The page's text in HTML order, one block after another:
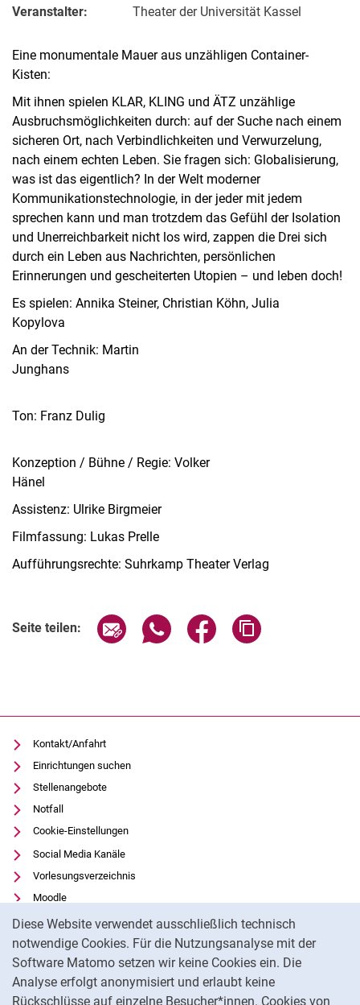
Diese Website verwendet ausschließlich technisch
notwendige Cookies. Für die Nutzungsanalyse mit der
Software Matomo setzen wir keine Cookies ein. Die
Analyse erfolgt anonymisiert und erlaubt keine
Rückschlüsse auf einzelne Besucher*innen. Cookies von
Veranstalter:
Theater der Universität Kassel
Eine monumentale Mauer aus unzähligen Container-
Kisten:
Mit ihnen spielen KLAR, KLING und ÄTZ unzählige
Ausbruchsmöglichkeiten durch: auf der Suche nach einem
sicheren Ort, nach Verbindlichkeiten und Verwurzelung,
nach einem echten Leben. Sie fragen sich: Globalisierung,
was ist das eigentlich? In der Welt moderner
Kommunikationstechnologie, in der jeder mit jedem
sprechen kann und man trotzdem das Gefühl der Isolation
und Unerreichbarkeit nicht los wird, zappen die Drei sich
durch ein Leben aus Nachrichten, persönlichen
Erinnerungen und gescheiterten Utopien – und leben doch!
Es spielen: Annika Steiner, Christian Köhn, Julia
Kopylova
An der Technik: Martin
Junghans
Ton: Franz Dulig
Konzeption / Bühne / Regie: Volker
Hänel
Assistenz: Ulrike Birgmeier
Filmfassung: Lukas Prelle
Aufführungsrechte: Suhrkamp Theater Verlag
Seite teilen: Seite über E-Mail teilen
Seite über WhatsApp teilen
Seite über Facebook
Kontakt/Anfahrt
Einrichtungen suchen
Stellenangebote
Notfall
Cookie-Einstellungen
Social Media Kanäle
Vorlesungsverzeichnis
Moodle
Panopto
Universitätsbibliothek
Datenschutz
Barrierefreiheit